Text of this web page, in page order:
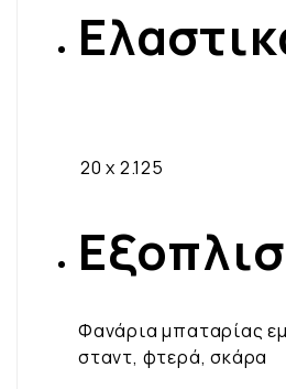
​20 x 2.125
Φανάρια μπαταρίας
σταντ, φτερά, σκάρα